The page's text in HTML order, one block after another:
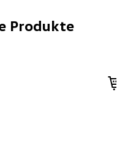
Produkte